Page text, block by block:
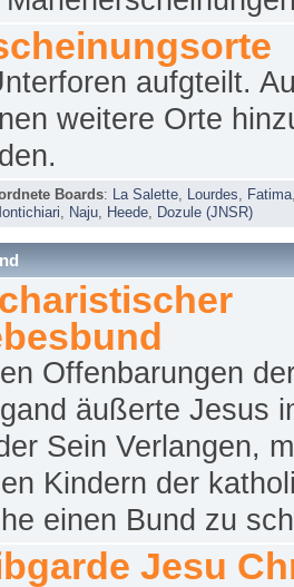
aufgteilt.
weitere Orte
Boards: La Salette Lourdes Fatima
Naju Heede Dozule (JNSR)
Offenbarungen
äußerte Jesus
Sein Verlangen,
Kindern der
einen Bund zu
Jesu